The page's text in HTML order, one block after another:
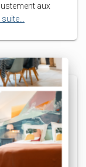
aux
suite…